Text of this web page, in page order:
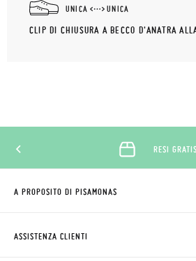
UNICA UNICA
CLIP DI CHIUSURA A BECCO D'ANATRA
RESI GRATIS
A PROPOSITO DI PISAMONAS
ASSISTENZA CLIENTI